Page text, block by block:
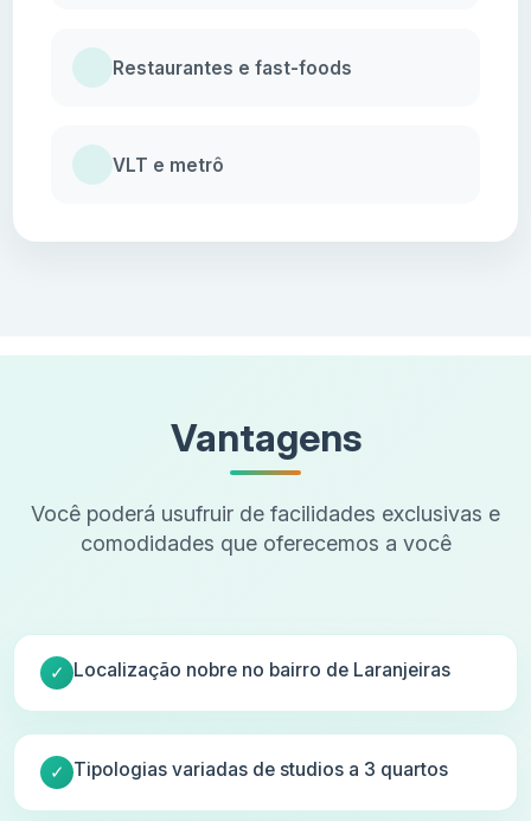
Restaurantes e fast-foods
VLT e metrô
Vantagens
Você poderá usufruir de facilidades exclusivas e
comodidades que oferecemos a você
Localização nobre no bairro de Laranjeiras
Tipologias variadas de studios a 3 quartos